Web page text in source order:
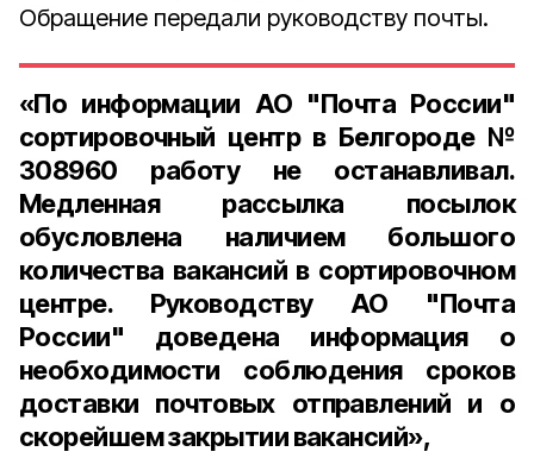
Обращение передали руководству почты.
«По информации АО "Почта России"
сортировочный центр в Белгороде №
308960 работу не останавливал.
Медленная рассылка посылок
обусловлена наличием большого
количества вакансий в сортировочном
центре. Руководству АО "Почта
России" доведена информация о
необходимости соблюдения сроков
доставки почтовых отправлений и о
скорейшем закрытии вакансий»,